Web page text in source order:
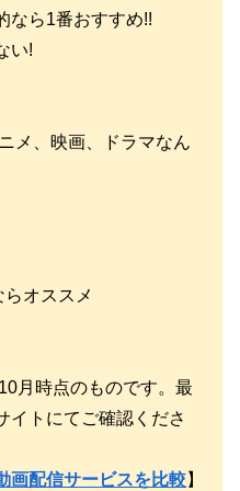
なら1番おすすめ!!
い!
メ、映画、ドラマなん
らオススメ
月時点のものです。最
イトにてご確認くださ
画配信サービスを比較】